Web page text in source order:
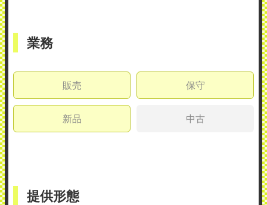
業務
販売 保守
新品 中古
提供形態